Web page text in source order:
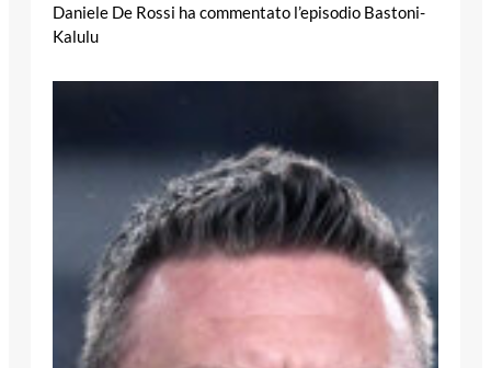
Daniele De Rossi ha commentato l’episodio Bastoni-
Kalulu